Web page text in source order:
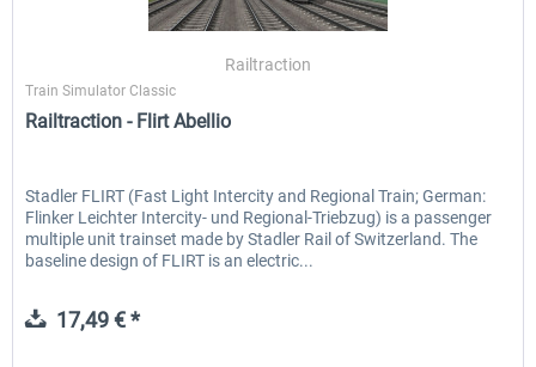
Railtraction
Train Simulator Classic
Railtraction - Flirt Abellio
Stadler FLIRT (Fast Light Intercity and Regional Train; German:
Flinker Leichter Intercity- und Regional-Triebzug) is a passenger
multiple unit trainset made by Stadler Rail of Switzerland. The
baseline design of FLIRT is an electric...
17,49 € *